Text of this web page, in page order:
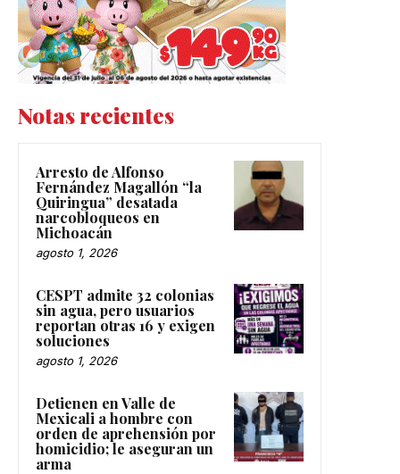
Notas recientes
Arresto de Alfonso
Fernández Magallón “la
Quiringua” desatada
narcobloqueos en
Michoacán
agosto 1, 2026
CESPT admite 32 colonias
sin agua, pero usuarios
reportan otras 16 y exigen
soluciones
agosto 1, 2026
Detienen en Valle de
Mexicali a hombre con
orden de aprehensión por
homicidio; le aseguran un
arma